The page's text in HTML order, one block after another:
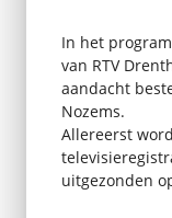
In het
van RTV
aandacht
Nozems.
Allereerst
uitgezonden